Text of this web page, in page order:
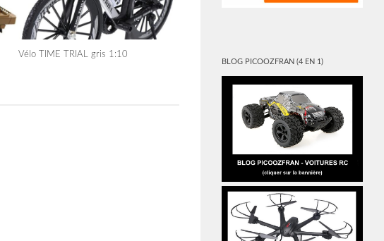
Vélo TIME TRIAL gris 1:10
BLOG PICOOZFRAN (4 EN 1)